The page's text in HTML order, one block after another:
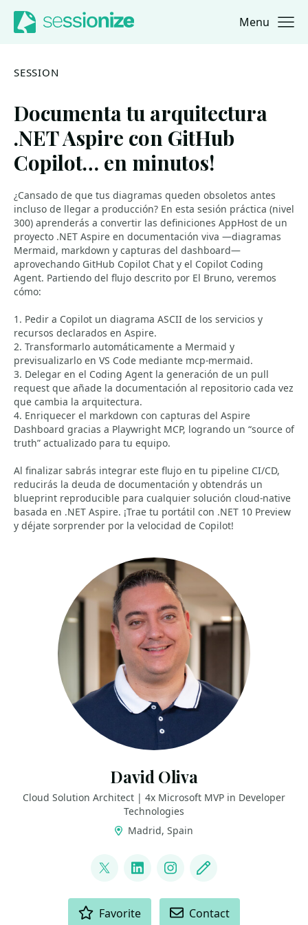
Jump to navigation
Jump to content Menu
SESSION
Documenta tu arquitectura
.NET Aspire con GitHub
Copilot… en minutos!
¿Cansado de que tus diagramas queden obsoletos antes
incluso de llegar a producción? En esta sesión práctica (nivel
300) aprenderás a convertir las definiciones AppHost de un
proyecto .NET Aspire en documentación viva —diagramas
Mermaid, markdown y capturas del dashboard—
aprovechando GitHub Copilot Chat y el Copilot Coding
Agent. Partiendo del flujo descrito por El Bruno, veremos
cómo:
1. Pedir a Copilot un diagrama ASCII de los servicios y
recursos declarados en Aspire.
2. Transformarlo automáticamente a Mermaid y
previsualizarlo en VS Code mediante mcp-mermaid.
3. Delegar en el Coding Agent la generación de un pull
request que añade la documentación al repositorio cada vez
que cambia la arquitectura.
4. Enriquecer el markdown con capturas del Aspire
Dashboard gracias a Playwright MCP, logrando un “source of
truth” actualizado para tu equipo.
Al finalizar sabrás integrar este flujo en tu pipeline CI/CD,
reducirás la deuda de documentación y obtendrás un
blueprint reproducible para cualquier solución cloud-native
basada en .NET Aspire. ¡Trae tu portátil con .NET 10 Preview
y déjate sorprender por la velocidad de Copilot!
David Oliva
Cloud Solution Architect | 4x Microsoft MVP in Developer
Technologies
Madrid, Spain
@David_Oliva_85
LinkedInInstagram
Blog
Favorite Contact